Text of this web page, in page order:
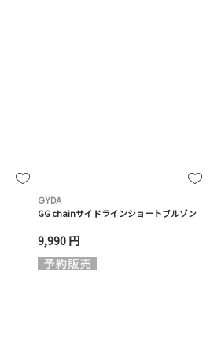
GYDA
GG chainサイドラインショートブルゾン
9,990 円